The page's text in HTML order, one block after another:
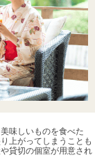
味しいものを食べた
上がってしまうことも
貸切の個室が用意され